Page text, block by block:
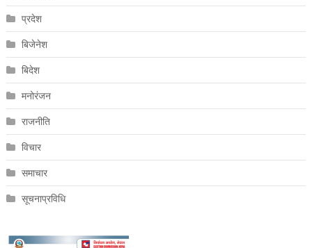
प्रदेश
बिजेनेश
बिदेश
मनोरंजन
राजनीति
विचार
समाचार
सूचनाप्रविधि